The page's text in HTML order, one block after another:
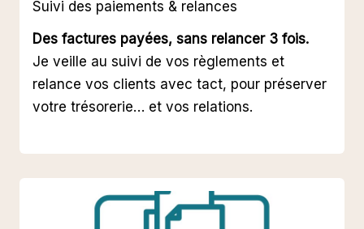
Suivi des paiements & relances
Des factures payées, sans relancer 3 fois.
Je veille au suivi de vos règlements et
relance vos clients avec tact, pour préserver
votre trésorerie… et vos relations.